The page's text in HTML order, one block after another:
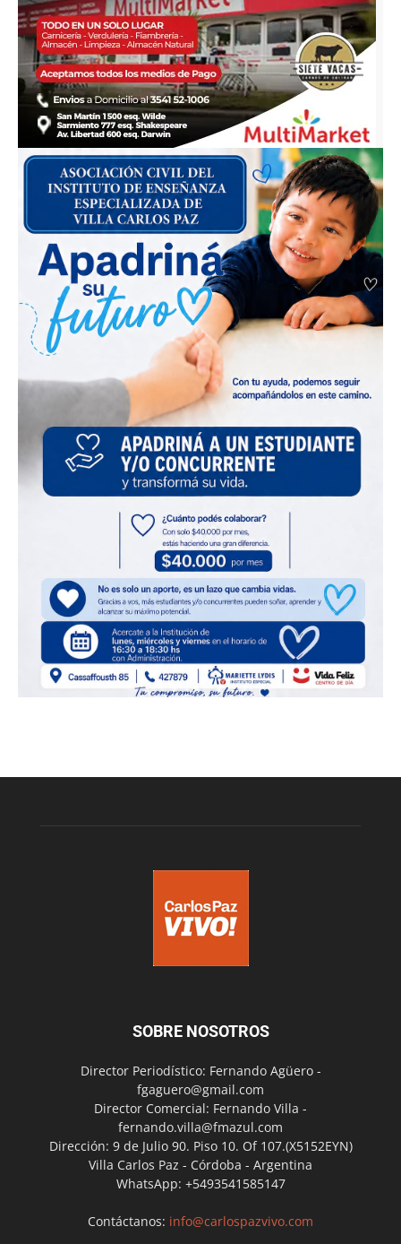
SOBRE NOSOTROS
Director Periodístico: Fernando Agüero -
fgaguero@gmail.com
Director Comercial: Fernando Villa -
fernando.villa@fmazul.com
Dirección: 9 de Julio 90. Piso 10. Of 107.(X5152EYN)
Villa Carlos Paz - Córdoba - Argentina
WhatsApp: +5493541585147
Contáctanos: info@carlospazvivo.com